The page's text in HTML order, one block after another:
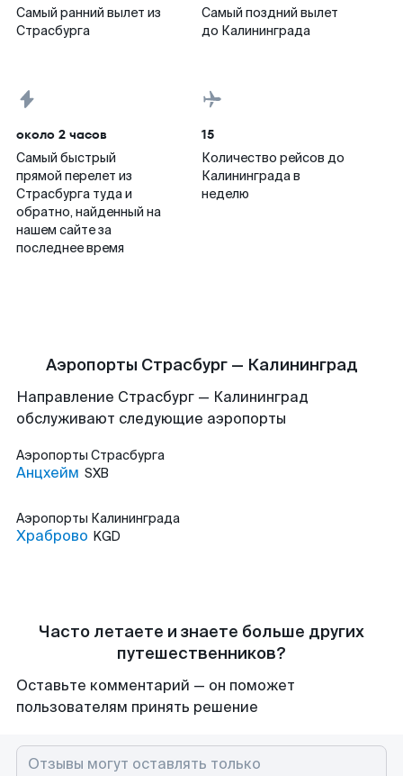
Самый ранний вылет из
Страсбурга
Самый поздний вылет
до Калининграда
около 2 часов
Самый быстрый
прямой перелет из
Страсбурга туда и
обратно, найденный на
нашем сайте за
последнее время
15
Количество рейсов до
Калининграда в
неделю
Аэропорты Страсбург — Калининград
Направление Страсбург — Калининград
обслуживают следующие аэропорты
Аэропорты Страсбурга
Анцхейм SXB
Аэропорты Калининграда
Храброво KGD
Часто летаете и знаете больше других
путешественников?
Оставьте комментарий — он поможет
пользователям принять решение